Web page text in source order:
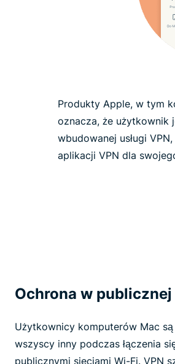
Produkty Apple, w tym
oznacza, że użytkownik
wbudowanej usługi
aplikacji VPN dla
Ochrona w
Użytkownicy komputerów Mac
wszyscy inny podczas łączenia
publicznymi sieciami Wi-Fi. VPN